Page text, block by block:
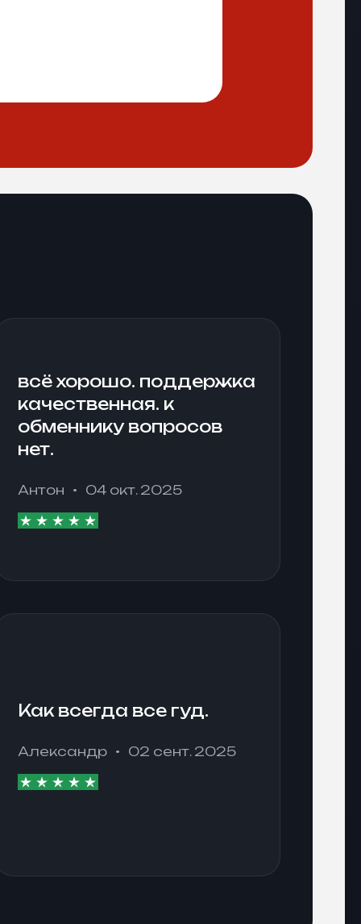
всё хорошо. поддержка
качественная. к
обменнику вопросов
нет.
Антон 04 окт. 2025
Как всегда все гуд.
Александр 02 сент. 2025